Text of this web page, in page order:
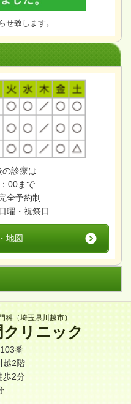
せ致します。
診療は
00まで
全予約制
曜・祝祭日
地図
科（埼玉県川越市）
クリニック
番
越2階
歩2分